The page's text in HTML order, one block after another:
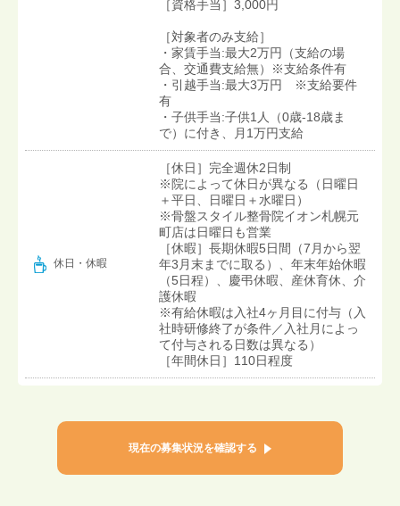
［資格手当］3,000円
［対象者のみ支給］
・家賃手当:最大2万円（支給の場
合、交通費支給無）※支給条件有
・引越手当:最大3万円 ※支給要件
有
・子供手当:子供1人（0歳-18歳ま
で）に付き、月1万円支給
休日・休暇
［休日］完全週休2日制
※院によって休日が異なる（日曜日
＋平日、日曜日＋水曜日）
※骨盤スタイル整骨院イオン札幌元
町店は日曜日も営業
［休暇］長期休暇5日間（7月から翌
年3月末までに取る）、年末年始休暇
（5日程）、慶弔休暇、産休育休、介
護休暇
※有給休暇は入社4ヶ月目に付与（入
社時研修終了が条件／入社月によっ
て付与される日数は異なる）
［年間休日］110日程度
現在の募集状況を確認する